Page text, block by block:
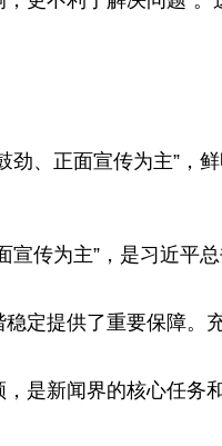
劲、正面宣传为主”，
传为主”，是习近平总
定提供了重要保障。
是新闻界的核心任务